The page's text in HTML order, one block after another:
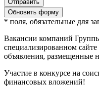
Обновить форму
* поля, обязательные для
Вакансии компаний
специализированном
объявления, размещенные
Участие в конкурсе на
финансовых вложений!